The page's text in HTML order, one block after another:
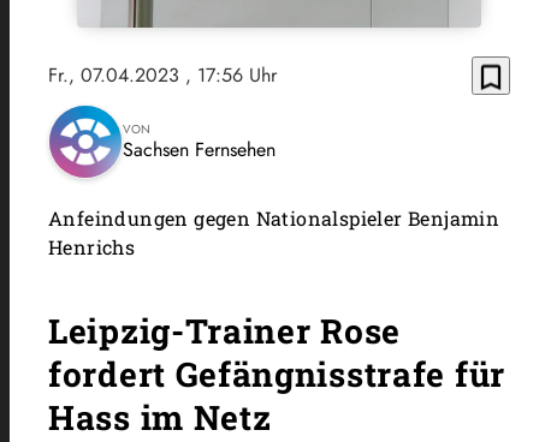
Fr., 07.04.2023 , 17:56 Uhr bookmark_border
VON
Sachsen Fernsehen
Anfeindungen gegen Nationalspieler Benjamin
Henrichs
Leipzig-Trainer Rose
fordert Gefängnisstrafe für
Hass im Netz